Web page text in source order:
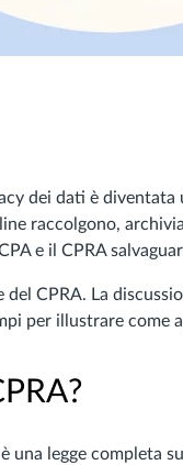
dei dati è
raccolgono,
e il CPRA
del CPRA. La
per illustrare come
una legge completa